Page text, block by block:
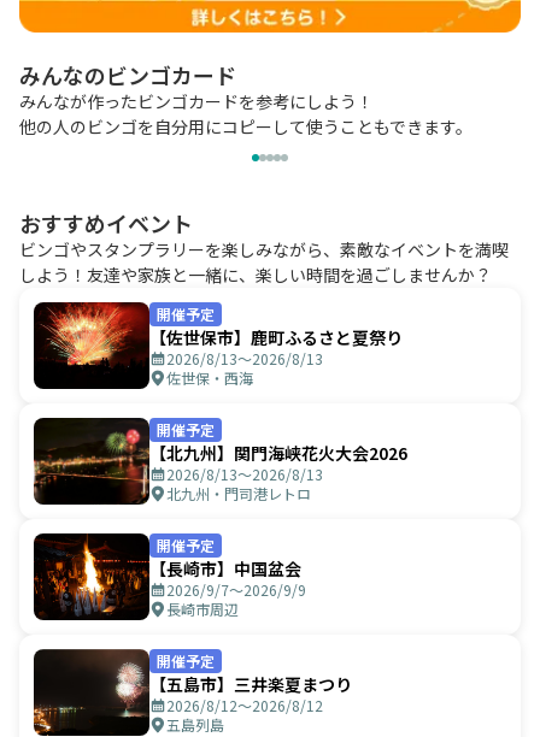
みんなのビンゴカード
みんなが作ったビンゴカードを参考にしよう！
他の人のビンゴを自分用にコピーして使うこともできます。
おすすめイベント
ビンゴやスタンプラリーを楽しみながら、素敵なイベントを満喫
しよう！友達や家族と一緒に、楽しい時間を過ごしませんか？
開催予定
【佐世保市】鹿町ふるさと夏祭り
2026/8/13〜2026/8/13
佐世保・西海
開催予定
【北九州】関門海峡花火大会2026
2026/8/13〜2026/8/13
北九州・門司港レトロ
開催予定
【長崎市】中国盆会
2026/9/7〜2026/9/9
長崎市周辺
開催予定
【五島市】三井楽夏まつり
2026/8/12〜2026/8/12
五島列島